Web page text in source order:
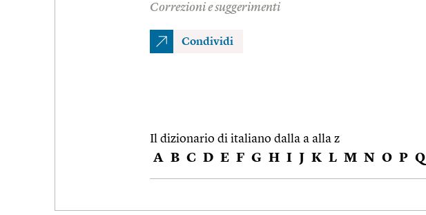
Correzioni e suggerimenti
Condividi
Il dizionario di italiano dalla a alla z
A B C D E F G H I J K L M N O P Q